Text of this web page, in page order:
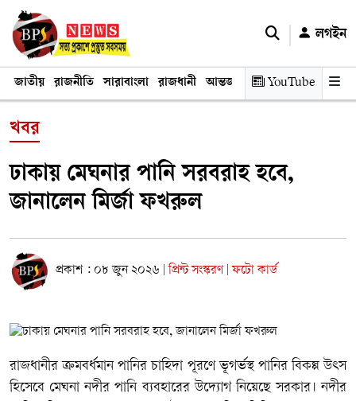
লগইন
জাতীয় রাজনীতি সারাবাংলা রাজধানী আন্তর্জাতিক অর্থনীতি তথ্য
YouTube
খবর
ঢাকায় মেঘনার পানি সরবরাহ হবে,
জানালেন মির্জা ফখরুল
প্রকাশ : ০৮ জুন ২০২৬ প্রিন্ট সংস্করণ ফটো কার্ড
রাজধানীর ক্রমবর্ধমান পানির চাহিদা পূরণে ভূগর্ভস্থ পানির বিকল্প উৎস
হিসেবে মেঘনা নদীর পানি ব্যবহারের উদ্যোগ নিয়েছে সরকার। নদীর